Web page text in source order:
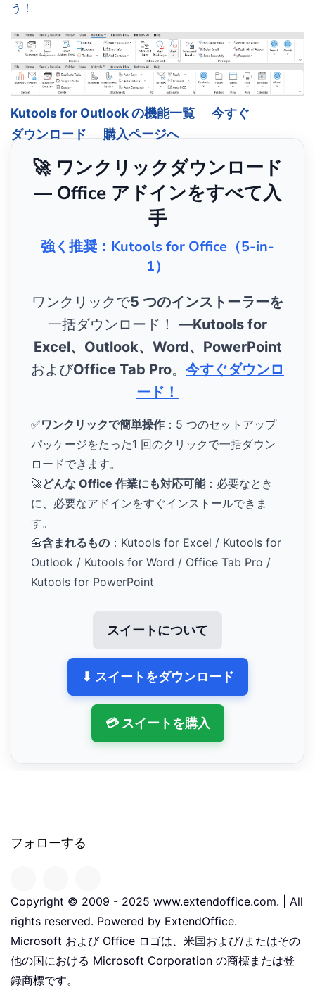
う！
Kutools for Outlook の機能一覧
今すぐ
ダウンロード
購入ページへ
🚀 ワンクリックダウンロード
— Office アドインをすべて入
手
強く推奨：Kutools for Office（5-in-
1）
ワンクリックで5 つのインストーラーを
一括ダウンロード！ ―Kutools for
Excel、Outlook、Word、PowerPoint
およびOffice Tab Pro。 今すぐダウンロ
ード！
✅ワンクリックで簡単操作 ：5 つのセットアップ
パッケージをたった1 回のクリックで一括ダウン
ロードできます。
🚀どんな Office 作業にも対応可能：必要なとき
に、必要なアドインをすぐインストールできま
す。
🧰含まれるもの ：Kutools for Excel / Kutools for
Outlook / Kutools for Word / Office Tab Pro /
Kutools for PowerPoint
スイートについて
⬇ スイートをダウンロード
💳 スイートを購入
フォローする
Copyright © 2009 - 2025 www.extendoffice.com. | All
rights reserved. Powered by ExtendOffice.
Microsoft および Office ロゴは、米国および/またはその
他の国における Microsoft Corporation の商標または登
録商標です。